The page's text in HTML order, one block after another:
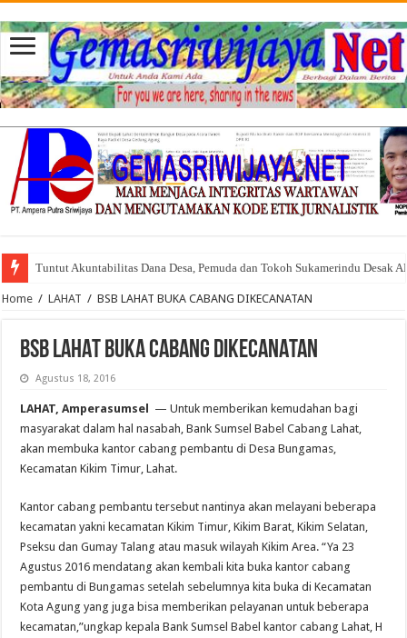
Tuntut Akuntabilitas Dana Desa, Pemuda dan Tokoh Sukamerindu Desak
Home / LAHAT / BSB LAHAT BUKA CABANG DIKECANATAN
BSB LAHAT BUKA CABANG DIKECANATAN
Agustus 18, 2016
LAHAT, Amperasumsel
— Untuk memberikan kemudahan bagi
masyarakat dalam hal nasabah, Bank Sumsel Babel Cabang Lahat,
akan membuka kantor cabang pembantu di Desa Bungamas,
Kecamatan Kikim Timur, Lahat.
Kantor cabang pembantu tersebut nantinya akan melayani beberapa
kecamatan yakni kecamatan Kikim Timur, Kikim Barat, Kikim Selatan,
Pseksu dan Gumay Talang atau masuk wilayah Kikim Area. “Ya 23
Agustus 2016 mendatang akan kembali kita buka kantor cabang
pembantu di Bungamas setelah sebelumnya kita buka di Kecamatan
Kota Agung yang juga bisa memberikan pelayanan untuk beberapa
kecamatan,”ungkap kepala Bank Sumsel Babel kantor cabang Lahat, H